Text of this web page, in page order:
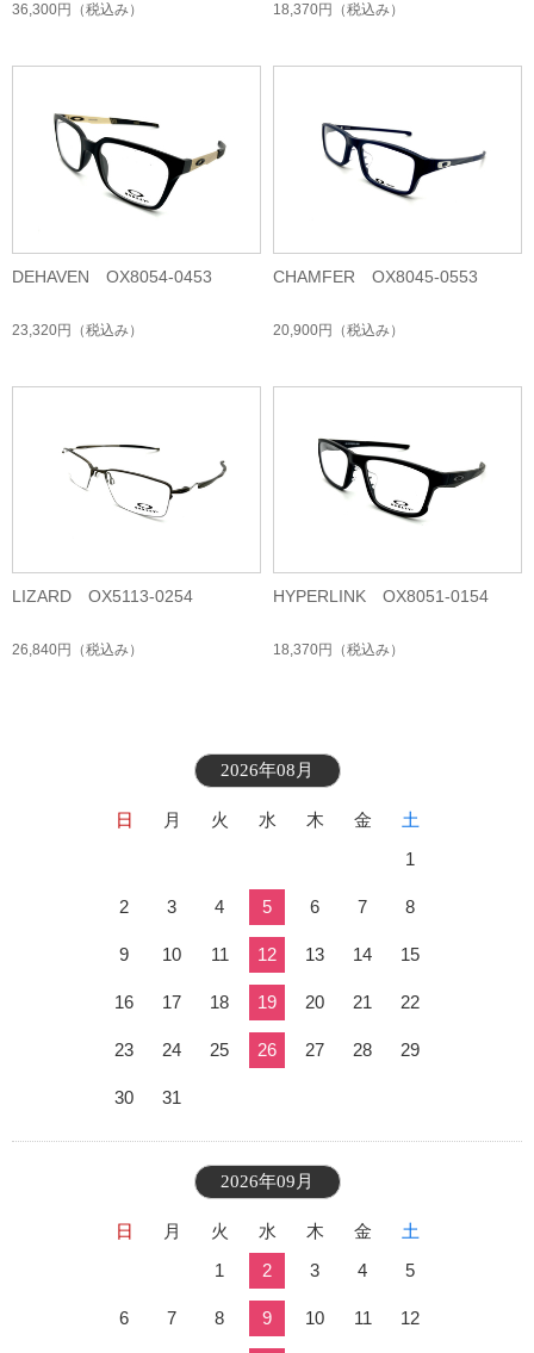
36,300円 （税込み） 18,370円 （税込み）
DEHAVEN OX8054-0453
23,320円 （税込み）
CHAMFER OX8045-0553
20,900円 （税込み）
LIZARD OX5113-0254
26,840円 （税込み）
HYPERLINK OX8051-0154
18,370円 （税込み）
2026年08月
日 月 火 水 木 金
土
1
2 3 4 5 6 7 8
9 10 11 12 13 14 15
16 17 18 19 20 21 22
23 24 25 26 27 28 29
30 31
2026年09月
日 月 火 水 木 金
土
1
2 3 4 5
6 7 8 9 10 11 12